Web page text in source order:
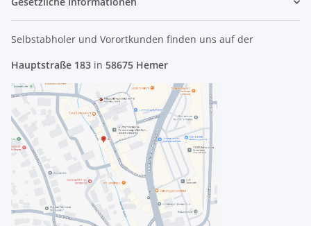
Selbstabholer und Vorortkunden finden uns auf der
Hauptstraße 183 in 58675 Hemer